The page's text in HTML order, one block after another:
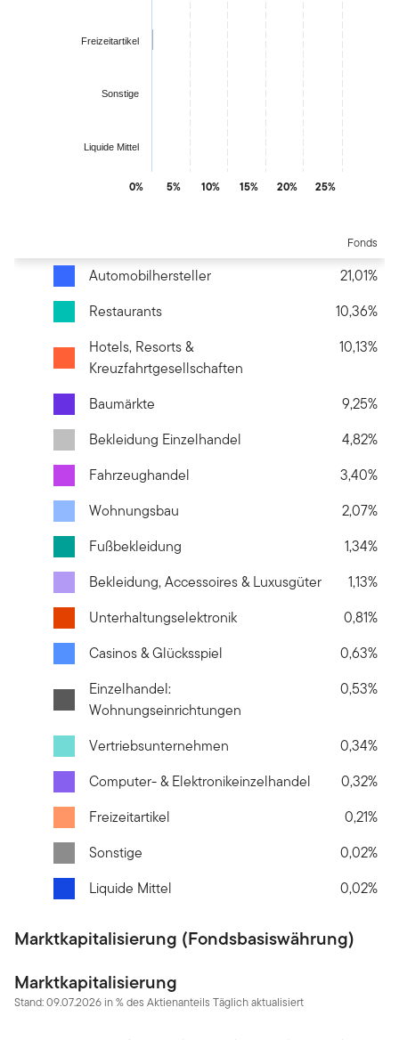
Freizeitartikel
Sonstige
Liquide Mittel
0% 5% 10% 15% 20% 25%
Fonds
Automobilhersteller
21,01%
Restaurants
10,36%
Hotels, Resorts &
Kreuzfahrtgesellschaften
10,13%
Baumärkte
9,25%
Bekleidung Einzelhandel
4,82%
Fahrzeughandel
3,40%
Wohnungsbau
2,07%
Fußbekleidung
1,34%
Bekleidung, Accessoires & Luxusgüter
1,13%
Unterhaltungselektronik
0,81%
Casinos & Glücksspiel
0,63%
Einzelhandel:
Wohnungseinrichtungen
0,53%
Vertriebsunternehmen
0,34%
Computer- & Elektronikeinzelhandel
0,32%
Freizeitartikel
0,21%
Sonstige
0,02%
Liquide Mittel
0,02%
Marktkapitalisierung (Fondsbasiswährung)
Marktkapitalisierung
Stand: 09.07.2026 in % des Aktienanteils Täglich aktualisiert